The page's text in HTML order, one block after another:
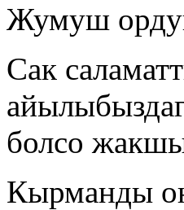
Жумуш
Сак
болсо
Кырманды